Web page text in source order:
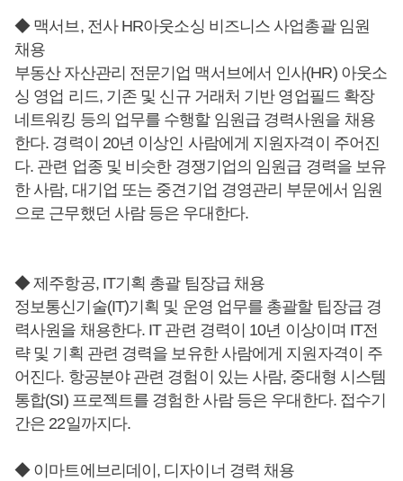
◆ 맥서브, 전사 HR아웃소싱 비즈니스 사업총괄 임원
채용
부동산 자산관리 전문기업 맥서브에서 인사(HR) 아웃소
싱 영업 리드, 기존 및 신규 거래처 기반 영업필드 확장
네트워킹 등의 업무를 수행할 임원급 경력사원을 채용
한다. 경력이 20년 이상인 사람에게 지원자격이 주어진
다. 관련 업종 및 비슷한 경쟁기업의 임원급 경력을 보유
한 사람, 대기업 또는 중견기업 경영관리 부문에서 임원
으로 근무했던 사람 등은 우대한다.
◆ 제주항공, IT기획 총괄 팀장급 채용
정보통신기술(IT)기획 및 운영 업무를 총괄할 팁장급 경
력사원을 채용한다. IT 관련 경력이 10년 이상이며 IT전
략 및 기획 관련 경력을 보유한 사람에게 지원자격이 주
어진다. 항공분야 관련 경험이 있는 사람, 중대형 시스템
통합(SI) 프로젝트를 경험한 사람 등은 우대한다. 접수기
간은 22일까지다.
◆ 이마트에브리데이, 디자이너 경력 채용